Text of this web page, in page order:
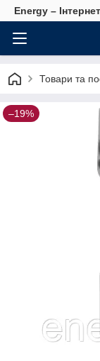
Energy –
Товари та
–19%